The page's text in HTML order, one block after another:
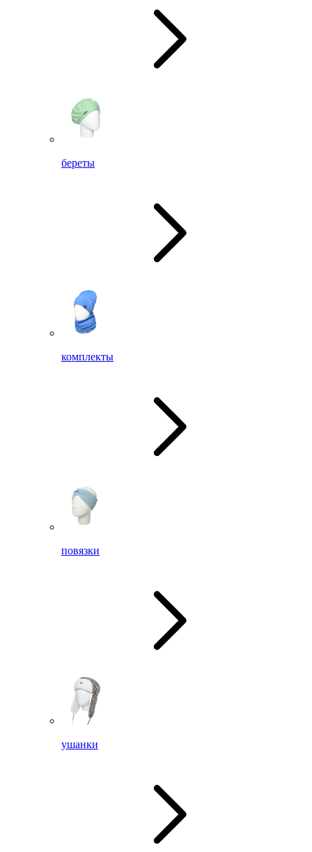
береты
комплекты
повязки
ушанки